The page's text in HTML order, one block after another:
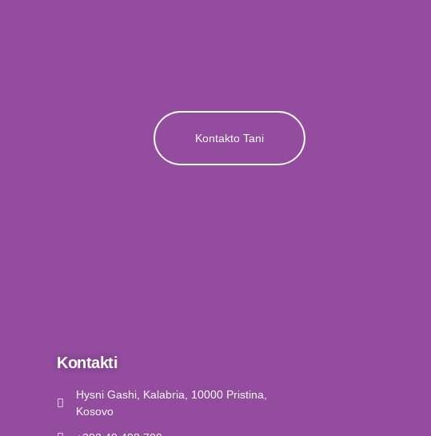
Kontakto Tani
Kontakti
Hysni Gashi, Kalabria, 10000 Pristina,
Kosovo